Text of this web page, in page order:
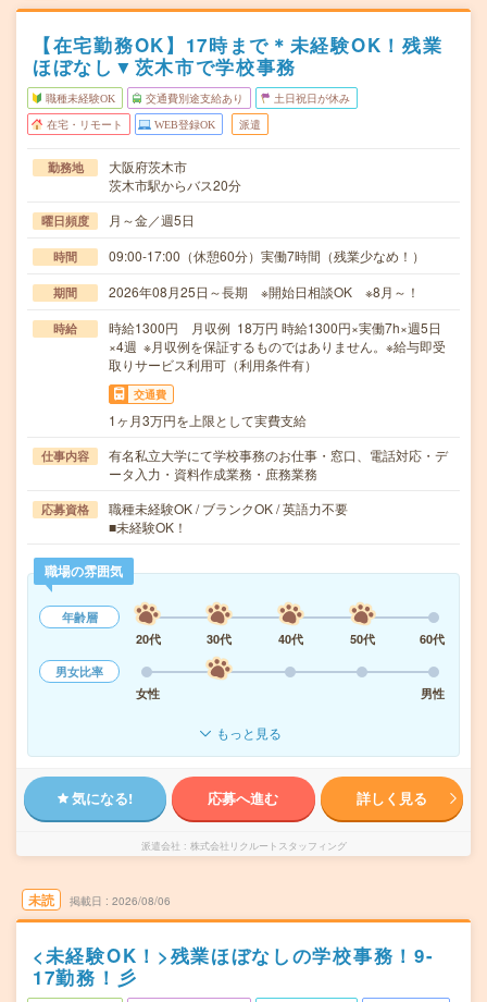
【在宅勤務OK】17時まで＊未経験OK！残業
ほぼなし▼茨木市で学校事務
職種未経験OK 交通費別途支給あり 土日祝日が休み
在宅・リモート WEB登録OK 派遣
勤務地
大阪府茨木市
茨木市駅からバス20分
曜日頻度 月～金／週5日
時間 09:00-17:00（休憩60分）実働7時間（残業少なめ！）
期間 2026年08月25日～長期 ※開始日相談OK ※8月～！
時給
時給1300円 月収例 18万円 時給1300円×実働7h×週5日
×4週 ※月収例を保証するものではありません。※給与即受
取りサービス利用可（利用条件有）
交通費
1ヶ月3万円を上限として実費支給
仕事内容
有名私立大学にて学校事務のお仕事・窓口、電話対応・デ
ータ入力・資料作成業務・庶務業務
応募資格
職種未経験OK / ブランクOK / 英語力不要
■未経験OK！
職場の雰囲気
年齢層
20代
30代 40代 50代
60代
男女比率
女性
男性
もっと見る
気になる! 応募へ進む 詳しく見る
派遣会社 株式会社リクルートスタッフィング
未読 掲載日 2026/08/06
<未経験OK！>残業ほぼなしの学校事務！9-
17勤務！彡